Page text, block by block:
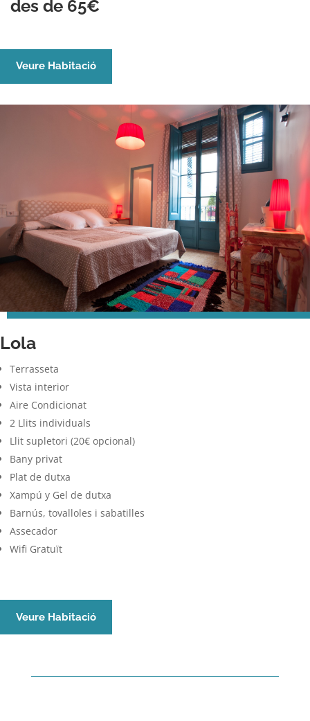
des de 65€
Veure Habitació
Lola
Terrasseta
Vista interior
Aire Condicionat
2 Llits individuals
Llit supletori (20€ opcional)
Bany privat
Plat de dutxa
Xampú y Gel de dutxa
Barnús, tovalloles i sabatilles
Assecador
Wifi Gratuït
Veure Habitació